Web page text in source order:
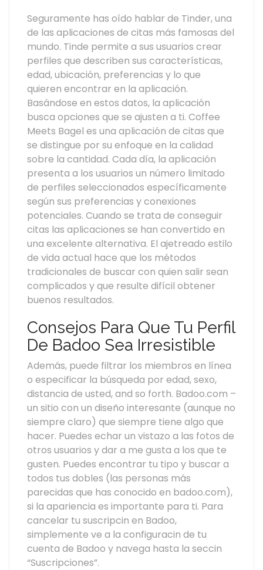
Seguramente has oído hablar de Tinder, una
de las aplicaciones de citas más famosas del
mundo. Tinde permite a sus usuarios crear
perfiles que describen sus características,
edad, ubicación, preferencias y lo que
quieren encontrar en la aplicación.
Basándose en estos datos, la aplicación
busca opciones que se ajusten a ti. Coffee
Meets Bagel es una aplicación de citas que
se distingue por su enfoque en la calidad
sobre la cantidad. Cada día, la aplicación
presenta a los usuarios un número limitado
de perfiles seleccionados específicamente
según sus preferencias y conexiones
potenciales. Cuando se trata de conseguir
citas las aplicaciones se han convertido en
una excelente alternativa. El ajetreado estilo
de vida actual hace que los métodos
tradicionales de buscar con quien salir sean
complicados y que resulte difícil obtener
buenos resultados.
Consejos Para Que Tu Perfil
De Badoo Sea Irresistible
Además, puede filtrar los miembros en línea
o especificar la búsqueda por edad, sexo,
distancia de usted, and so forth. Badoo.com –
un sitio con un diseño interesante (aunque no
siempre claro) que siempre tiene algo que
hacer. Puedes echar un vistazo a las fotos de
otros usuarios y dar a me gusta a los que te
gusten. Puedes encontrar tu tipo y buscar a
todos tus dobles (las personas más
parecidas que has conocido en badoo.com),
si la apariencia es importante para ti. Para
cancelar tu suscripcin en Badoo,
simplemente ve a la configuracin de tu
cuenta de Badoo y navega hasta la seccin
“Suscripciones”.